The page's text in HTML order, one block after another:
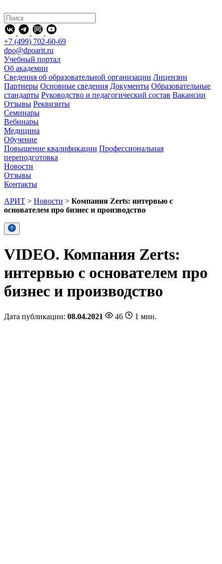
+7 (499) 702-60-69
dpo@dpoarit.ru
Учебный портал
Об академии
Сведения об образовательной организации Лицензии
Партнеры Основные сведения Документы Образовательные
стандарты Руководство и педагогический состав Вакансии
Отзывы Реквизиты
Семинары
Вебинары
Медицина
Обучение
Повышение квалификации Профессиональная
переподготовка
Новости
Отзывы
Контакты
АРИТ > Новости > Компания Zerts: интервью с
основателем про бизнес и производство
VIDEO. Компания Zerts:
интервью с основателем про
бизнес и производство
Дата публикации: 08.04.2021 46 1 мин.